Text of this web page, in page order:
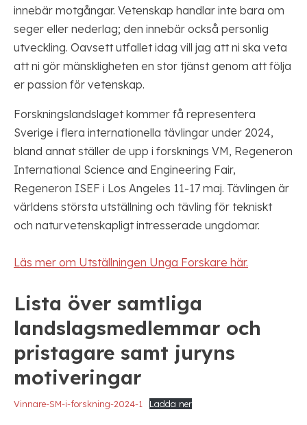
innebär motgångar. Vetenskap handlar inte bara om
seger eller nederlag; den innebär också personlig
utveckling. Oavsett utfallet idag vill jag att ni ska veta
att ni gör mänskligheten en stor tjänst genom att följa
er passion för vetenskap.
Forskningslandslaget kommer få representera
Sverige i flera internationella tävlingar under 2024,
bland annat ställer de upp i forsknings VM, Regeneron
International Science and Engineering Fair,
Regeneron ISEF i Los Angeles 11-17 maj. Tävlingen är
världens största utställning och tävling för tekniskt
och naturvetenskapligt intresserade ungdomar.
Läs mer om Utställningen Unga Forskare här.
Lista över samtliga
landslagsmedlemmar och
pristagare samt juryns
motiveringar
Vinnare-SM-i-forskning-2024-1 Ladda ner